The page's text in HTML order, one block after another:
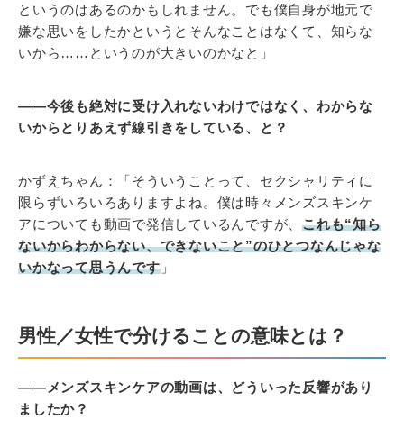
というのはあるのかもしれません。でも僕自身が地元で
嫌な思いをしたかというとそんなことはなくて、知らな
いから……というのが大きいのかなと」
――今後も絶対に受け入れないわけではなく、わからな
いからとりあえず線引きをしている、と？
かずえちゃん：「そういうことって、セクシャリティに
限らずいろいろありますよね。僕は時々メンズスキンケ
アについても動画で発信しているんですが、 これも“知ら
ないからわからない、できないこと”のひとつなんじゃな
いかなって思うんです」
男性／女性で分けることの意味とは？
――メンズスキンケアの動画は、どういった反響があり
ましたか？